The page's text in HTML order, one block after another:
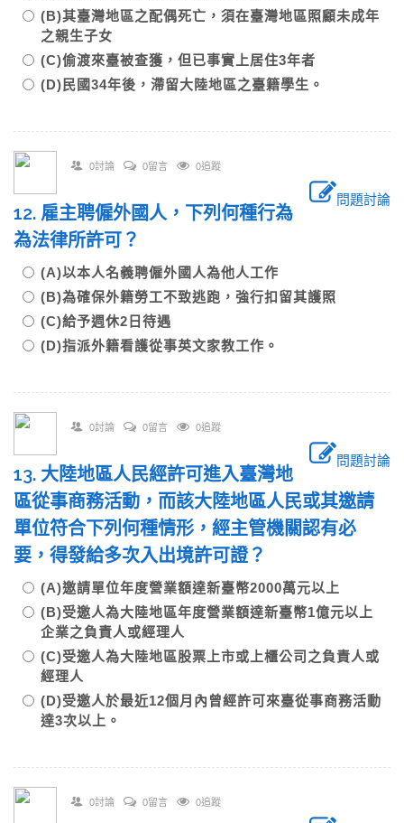
(B)其臺灣地區之配偶死亡，須在臺灣地區照顧未成年
之親生子女
(C)偷渡來臺被查獲，但已事實上居住3年者
(D)民國34年後，滯留大陸地區之臺籍學生。
0討論 0留言 0追蹤
問題討論
12. 雇主聘僱外國人，下列何種行為
為法律所許可？
(A)以本人名義聘僱外國人為他人工作
(B)為確保外籍勞工不致逃跑，強行扣留其護照
(C)給予週休2日待遇
(D)指派外籍看護從事英文家教工作。
0討論 0留言 0追蹤
問題討論
13. 大陸地區人民經許可進入臺灣地
區從事商務活動，而該大陸地區人民或其邀請
單位符合下列何種情形，經主管機關認有必
要，得發給多次入出境許可證？
(A)邀請單位年度營業額達新臺幣2000萬元以上
(B)受邀人為大陸地區年度營業額達新臺幣1億元以上
企業之負責人或經理人
(C)受邀人為大陸地區股票上市或上櫃公司之負責人或
經理人
(D)受邀人於最近12個月內曾經許可來臺從事商務活動
達3次以上。
0討論 0留言 0追蹤